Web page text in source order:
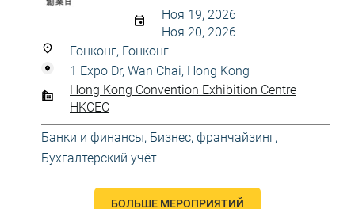
Ноя 19, 2026
Ноя 20, 2026
Гонконг, Гонконг
1 Expo Dr, Wan Chai, Hong Kong
Hong Kong Convention Exhibition Centre
HKCEC
Банки и финансы, Бизнес, франчайзинг,
Бухгалтерский учёт
БОЛЬШЕ МЕРОПРИЯТИЙ